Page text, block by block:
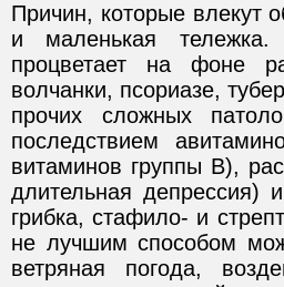
Причин, которые влекут
и маленькая
процветает на фоне
волчанки, псориазе,
прочих сложных
последствием
витаминов группы В),
длительная депрессия)
грибка, стафило- и
не лучшим способом
ветряная погода,